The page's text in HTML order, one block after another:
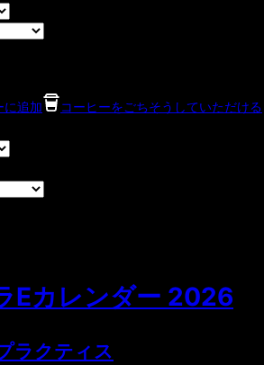
に追加
コーヒーをごちそうしていただける
Eカレンダー 2026
ラクティス